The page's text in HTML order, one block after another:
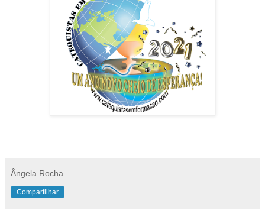
Ângela Rocha
Compartilhar